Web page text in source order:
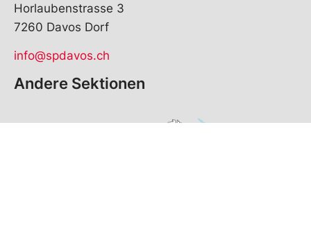
Horlaubenstrasse 3
7260 Davos Dorf
info@spdavos.ch
Andere Sektionen